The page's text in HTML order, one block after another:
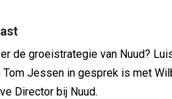
de groeistrategie van Nuud?
Jessen in gesprek is met
Director bij Nuud.